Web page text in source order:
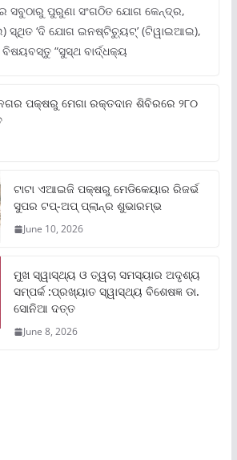
ପୁରୁଣା ସଂଗଠିତ ଯୋଗ କେନ୍ଦ୍ର,
ସ୍ଥିତ ‘ଦି ଯୋଗ ଇନଷ୍ଟିଚ୍ୟୁଟ୍‌’ (ଟିୱାଇଆଇ),
“ସୁସ୍ଥ ବାର୍ଦ୍ଧକ୍ୟ
ପକ୍ଷରୁ ମେଗା ରକ୍ତଦାନ ଶିବିରରେ ୨୮୦
ଟାଟା ଏଆଇଜି ପକ୍ଷରୁ ମେଡିକେୟାର ରିଜର୍ଭ
ସୁପର ଟପ୍‌-ଅପ୍ ପ୍ଲାନ୍‌ର ଶୁଭାରମ୍ଭ
June 10, 2026
ମୁଖ ସ୍ୱାସ୍ଥ୍ୟ ଓ ତ୍ୱଚା ସମସ୍ୟାର ଅଦୃଶ୍ୟ
ସମ୍ପର୍କ :ପ୍ରଖ୍ୟାତ ସ୍ୱାସ୍ଥ୍ୟ ବିଶେଷଜ୍ଞ ଡା.
ସୋନିଆ ଦତ୍ତ
June 8, 2026